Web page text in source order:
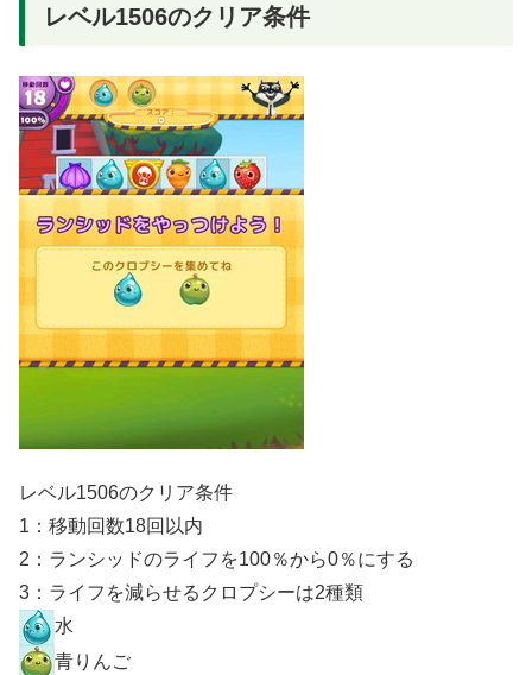
レベル1506のクリア条件
レベル1506のクリア条件
1：移動回数18回以内
2：ランシッドのライフを100％から0％にする
3：ライフを減らせるクロプシーは2種類
水
青りんご